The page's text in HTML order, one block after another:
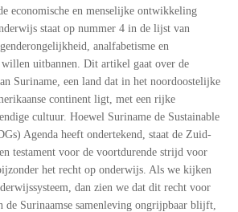
economische en menselijke ontwikkeling
staat op nummer 4 in de lijst van
analfabetisme en
willen uitbannen. Dit artikel gaat over de
Suriname, een land dat in het noordoostelijke
continent ligt, met een rijke
cultuur. Hoewel Suriname de Sustainable
Agenda heeft ondertekend, staat de Zuid-
testament voor de voortdurende strijd voor
het recht op onderwijs. Als we kijken
dan zien we dat dit recht voor
de Surinaamse samenleving ongrijpbaar blijft,